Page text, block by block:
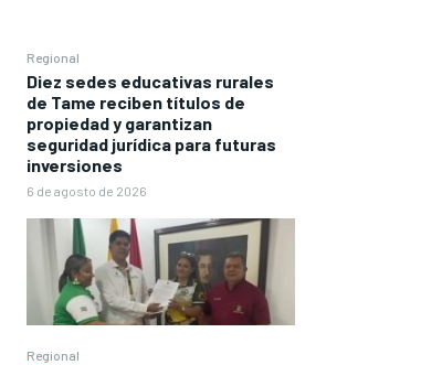
Regional
Diez sedes educativas rurales
de Tame reciben títulos de
propiedad y garantizan
seguridad jurídica para futuras
inversiones
6 de agosto de 2026
Regional